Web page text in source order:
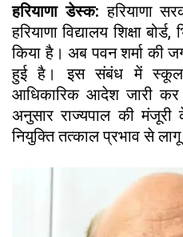
हरियाणा डेस्क:हरियाणा
हरियाणा विद्यालय शिक्षा
किया है। अब पवन शर्मा की
हुई है। इस संबंध में स्कूल
आधिकारिक आदेश जारी
अनुसार राज्यपाल की
नियुक्ति तत्काल प्रभाव से